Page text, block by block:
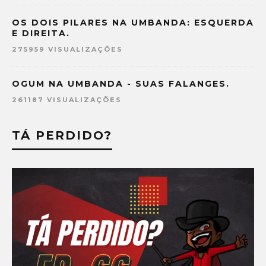
OS DOIS PILARES NA UMBANDA: ESQUERDA
E DIREITA.
275959 VISUALIZAÇÕES
OGUM NA UMBANDA - SUAS FALANGES.
261187 VISUALIZAÇÕES
TÁ PERDIDO?